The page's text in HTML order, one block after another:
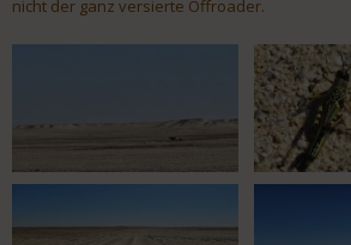
nicht der ganz versierte Offroader.